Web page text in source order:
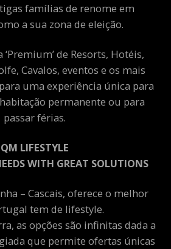
famílias de renome em
a sua zona de eleição.
de Resorts, Hotéis,
Cavalos, eventos e os mais
uma experiência única para
permanente ou para
passar férias.
QM LIFESTYLE
WITH GREAT SOLUTIONS
– Cascais, oferece o melhor
tem de lifestyle.
as opções são infinitas dada a
que permite ofertas únicas